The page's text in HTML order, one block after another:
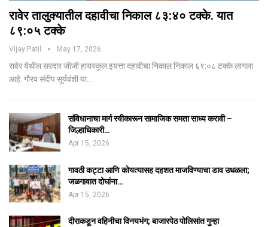
रावेर तालुक्यातील दहावीचा निकाल ८३:४० टक्के. यात
८९:०५ टक्के
Vijay Patil May 17, 2026
रावेर येथील सरदार जीजी हायस्कूल इयत्ता दहावीचा निकाल निकाल ६९:०८ टक्के लागला
आहे. गौरव संदीप सूर्यवंशी या…
संविधानाचा मार्ग स्वीकारून सामाजिक समता साध्य करावी –
जिल्हाधिकारी…
Apr 15, 2026
गावठी कट्टा आणि कोयत्यासह दहशत माजविण्याचा डाव उधळला;
जळगावात दोघांना…
Apr 15, 2026
दीराकडून वहिनीचा विनयभंग; बाजारपेठ पोलिसांत गुन्हा